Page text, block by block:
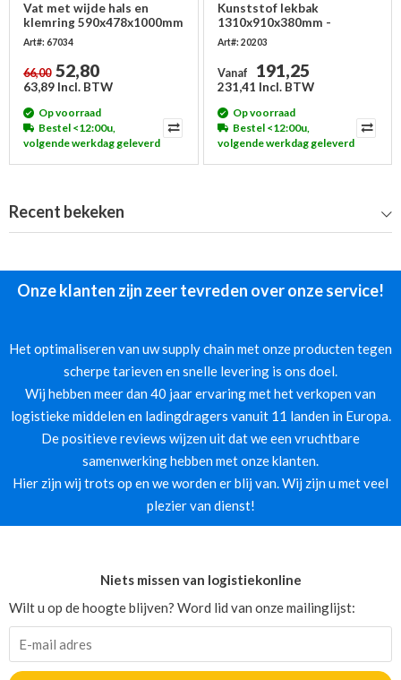
Vat met wijde hals en
klemring 590x478x1000mm
- 220 liter
Art#: 67034
66,00 52,80
63,89 Incl. BTW
Op voorraad
Bestel <12:00u,
volgende werkdag geleverd
Kunststof lekbak
1310x910x380mm -
Inclusief rooster
Art#: 20203
Vanaf 191,25
231,41 Incl. BTW
Op voorraad
Bestel <12:00u,
volgende werkdag geleverd
Recent bekeken
Onze klanten zijn zeer tevreden over onze service!
Het optimaliseren van uw supply chain met onze producten tegen
scherpe tarieven en snelle levering is ons doel.
Wij hebben meer dan 40 jaar ervaring met het verkopen van
logistieke middelen en ladingdragers vanuit 11 landen in Europa.
De positieve reviews wijzen uit dat we een vruchtbare
samenwerking hebben met onze klanten.
Hier zijn wij trots op en we worden er blij van. Wij zijn u met veel
plezier van dienst!
Niets missen van logistiekonline
Wilt u op de hoogte blijven? Word lid van onze mailinglijst: